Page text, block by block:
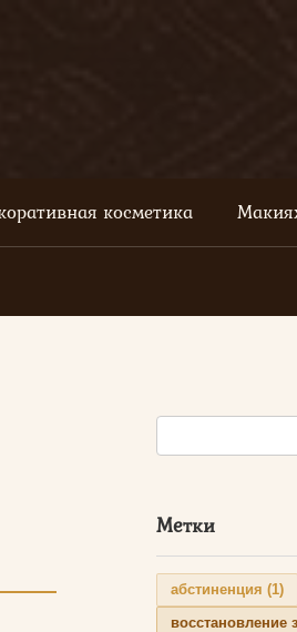
косметика
Поиск:
Метки
абстиненция (1)
восстановление